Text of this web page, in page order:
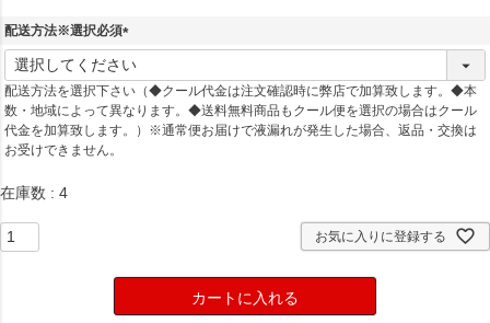
配送方法※選択必須
(
必
須
)
配送方法を選択下さい（◆クール代金は注文確認時に弊店で加算致します。◆本
数・地域によって異なります。◆送料無料商品もクール便を選択の場合はクール
代金を加算致します。）※通常便お届けで液漏れが発生した場合、返品・交換は
お受けできません。
在庫数 4
お気に入りに登録する
カートに入れる